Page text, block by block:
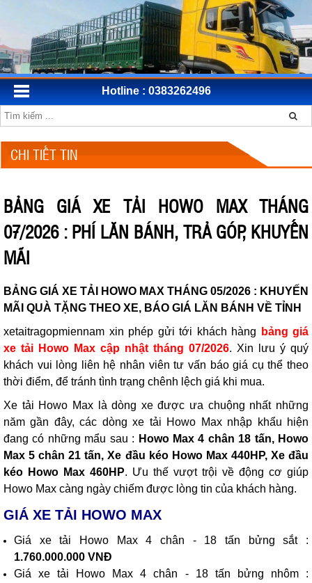
Hotline : 0383262496
CHI TIẾT TIN
BẢNG GIÁ XE TẢI HOWO MAX THÁNG
07/2026 : PHÍ LĂN BÁNH, TRẢ GÓP, KHUYẾN
MÃI
BẢNG GIÁ XE TẢI HOWO MAX THÁNG 05/2026 : KHUYẾN
MÃI QUÀ TẶNG THEO XE, BÁO GIÁ LĂN BÁNH VỀ TỈNH
xetaitragopmiennam xin phép gửi tới khách hàng
bảng giá
xe tải Howo Max cập nhật tháng 07/2026. Xin lưu ý quý
khách vui lòng liên hệ nhân viên tư vấn báo giá cụ thể theo
thời điểm, để tránh tình trạng chênh lệch giá khi mua.
Xe tải Howo Max là dòng xe được ưa chuộng nhất những
năm gần đây, các dòng xe tải Howo Max nhập khẩu hiện
đang có những mẩu sau : Howo Max 4 chân 18 tấn, Howo
Max 5 chân 21 tấn, Xe đầu kéo Howo Max 440HP, Xe đầu
kéo Howo Max 460HP. Ưu thế vượt trội về động cơ giúp
Howo Max càng ngày chiếm được lòng tin của khách hàng.
GIÁ XE TẢI HOWO MAX
Giá xe tải Howo Max 4 chân - 18 tấn bửng sắt :
1.760.000.000 VNĐ
Giá xe tải Howo Max 4 chân - 18 tấn bửng nhôm :